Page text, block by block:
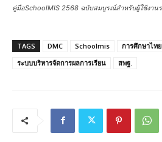
คู่มือSchoolMIS 2568 ฉบับสมบูรณ์สำหรับผู้ใช้งาน
TAGS DMC Schoolmis
การศึกษาไทย
ระบบบริหารจัดการผลการเรียน
สพฐ.